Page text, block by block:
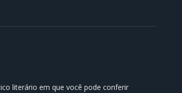
literário em que você pode conferir